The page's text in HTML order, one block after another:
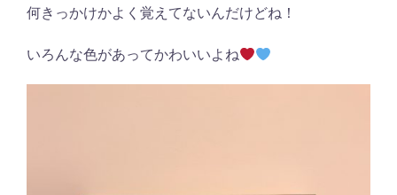
何きっかけかよく覚えてないんだけどね！
いろんな色があってかわいいよね